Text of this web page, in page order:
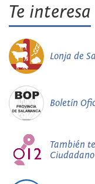
Te interesa
Lonja de
Boletín
También
Ciudadano